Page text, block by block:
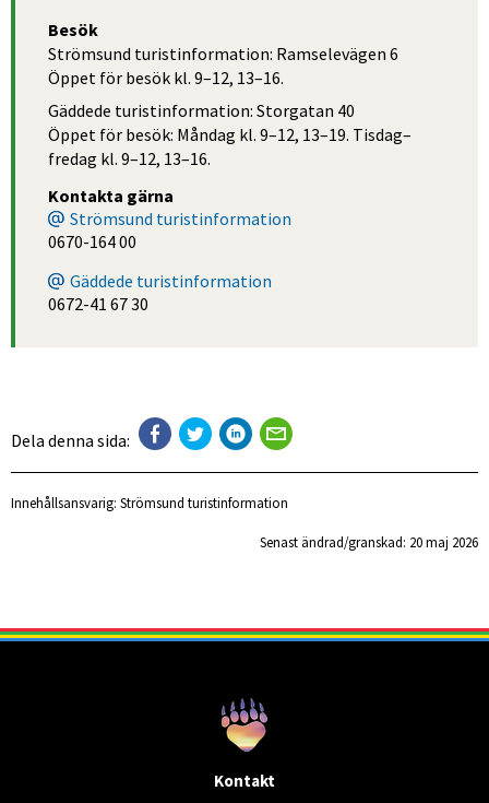
Besök
Strömsund turistinformation: Ramselevägen 6
Öppet för besök kl. 9–12, 13–16.
Gäddede turistinformation: Storgatan 40
Öppet för besök: Måndag kl. 9–12, 13–19. Tisdag–
fredag kl. 9–12, 13–16.
Kontakta gärna
Strömsund turistinformation
0670-164 00
Gäddede turistinformation
0672-41 67 30
Dela denna sida:
Innehållsansvarig: Strömsund turistinformation
Senast ändrad/granskad: 20 maj 2026
Kontakt